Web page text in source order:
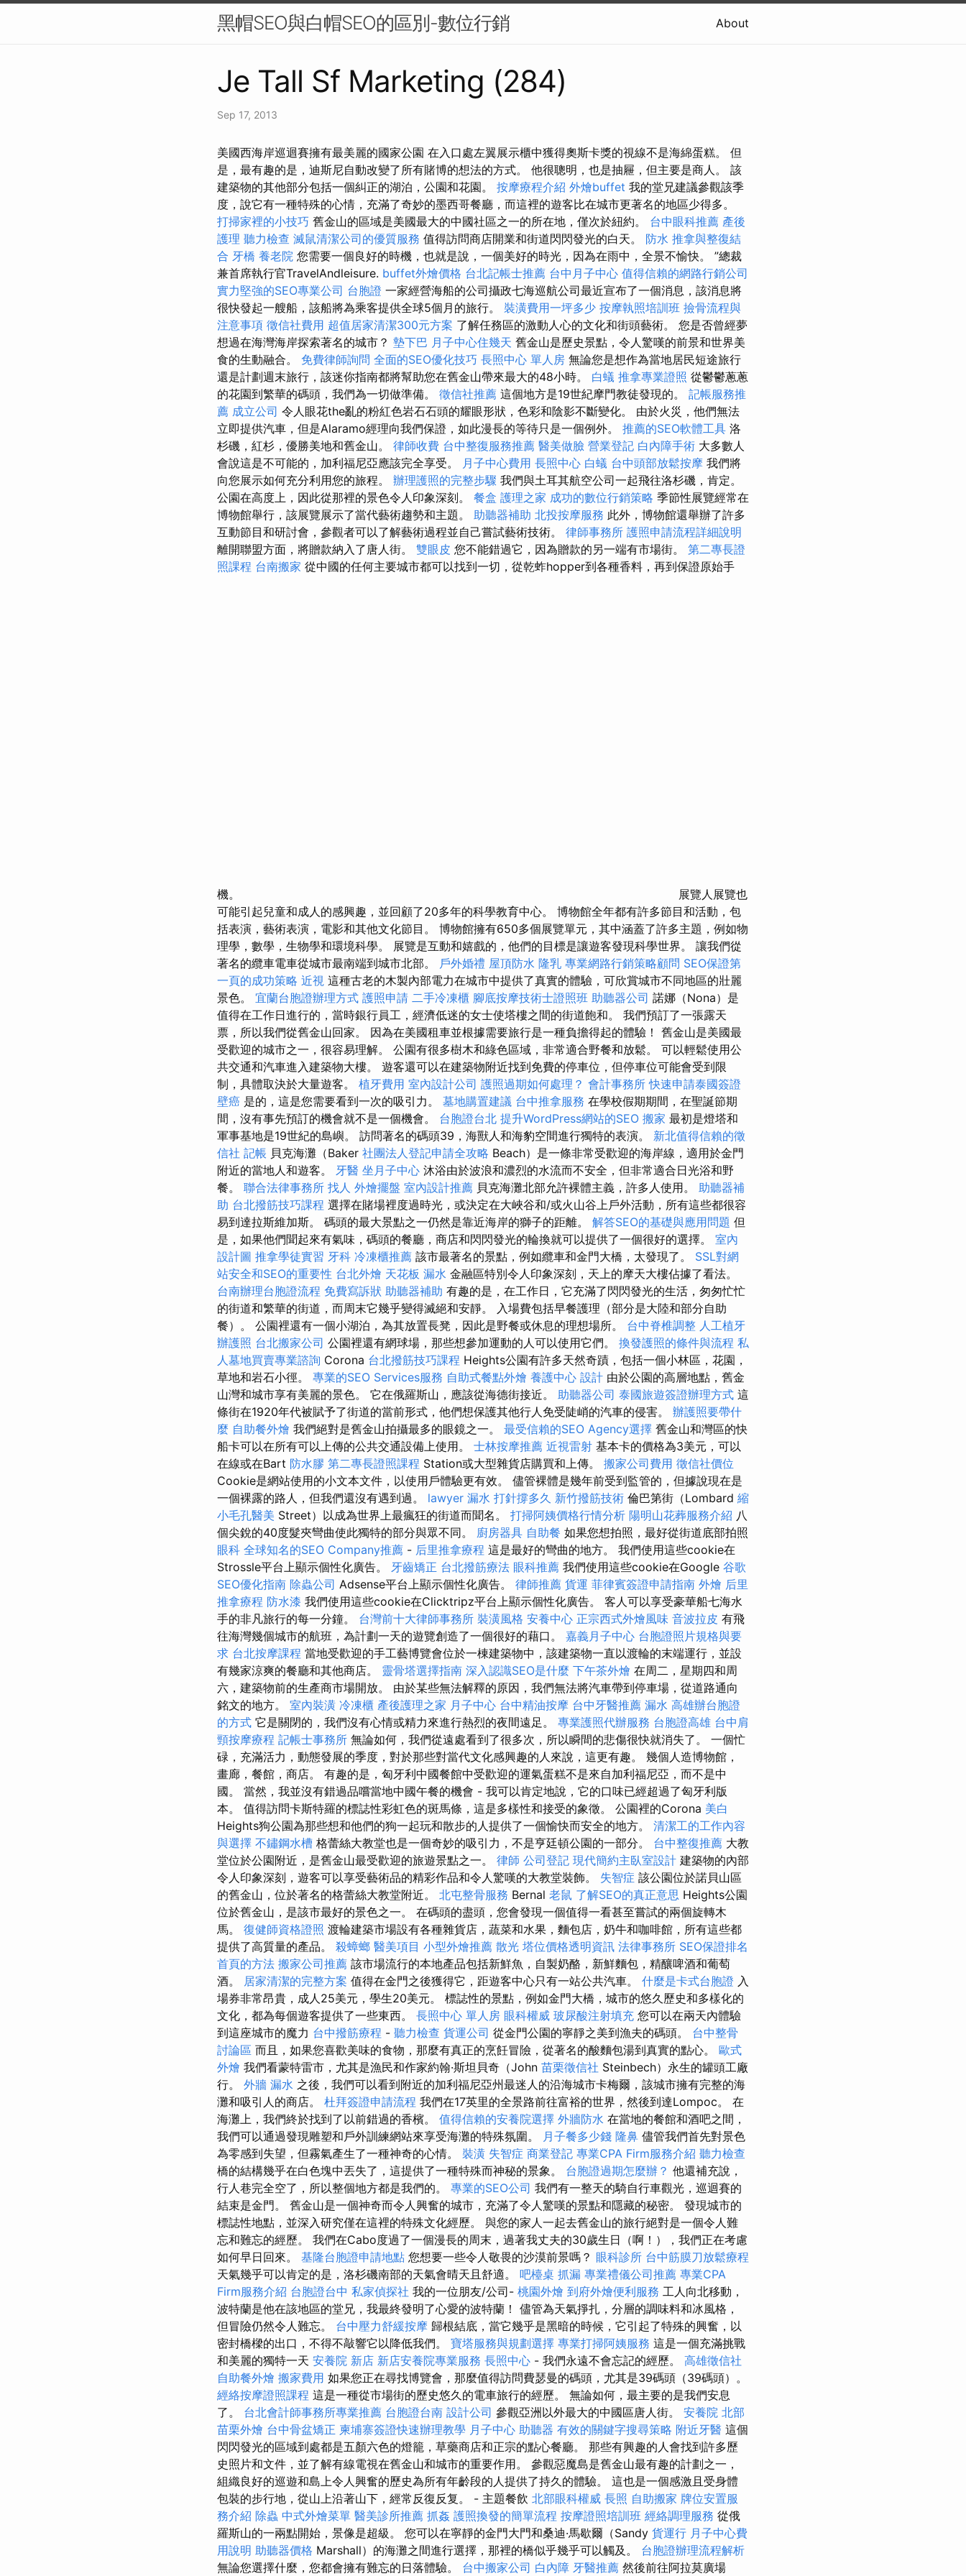
黑帽SEO與白帽SEO的區別-數位行銷 About
Je Tall Sf Marketing (284)
Sep 17, 2013
美國西海岸巡迴賽擁有最美麗的國家公園 在入口處左翼展示櫃中獲得奧斯卡獎的視線不是海綿蛋糕。 但
是，最有趣的是，迪斯尼自動改變了所有賭博的想法的方式。 他很聰明，也是抽屜，但主要是商人。 該
建築物的其他部分包括一個糾正的湖泊，公園和花園。 按摩療程介紹 外燴buffet 我的堂兄建議參觀該季
度，說它有一種特殊的心情，充滿了奇妙的墨西哥餐廳，而這裡的遊客比在城市更著名的地區少得多。
打掃家裡的小技巧 舊金山的區域是美國最大的中國社區之一的所在地，僅次於紐約。 台中眼科推薦 產後
護理 聽力檢查 滅鼠清潔公司的優質服務 值得訪問商店開業和街道閃閃發光的白天。 防水 推拿與整復結
合 牙橋 養老院 您需要一個良好的時機，也就是說，一個美好的時光，因為在雨中，全景不愉快。 ”總裁
兼首席執行官TravelAndleisure. buffet外燴價格 台北記帳士推薦 台中月子中心 值得信賴的網路行銷公司
實力堅強的SEO專業公司 台胞證 一家經營海船的公司攝政七海巡航公司最近宣布了一個消息，該消息將
很快發起一艘船，該船將為乘客提供全球5個月的旅行。 裝潢費用一坪多少 按摩執照培訓班 撿骨流程與
注意事項 徵信社費用 超值居家清潔300元方案 了解任務區的激動人心的文化和街頭藝術。 您是否曾經夢
想過在海灣海岸探索著名的城市？ 墊下巴 月子中心住幾天 舊金山是歷史景點，令人驚嘆的前景和世界美
食的生動融合。 免費律師詢問 全面的SEO優化技巧 長照中心 單人房 無論您是想作為當地居民短途旅行
還是計劃週末旅行，該迷你指南都將幫助您在舊金山帶來最大的48小時。 白蟻 推拿專業證照 從鬱鬱蔥蔥
的花園到繁華的碼頭，我們為一切做準備。 徵信社推薦 這個地方是19世紀摩門教徒發現的。 記帳服務推
薦 成立公司 令人眼花the亂的粉紅色岩石石頭的耀眼形狀，色彩和陰影不斷變化。 由於火災，他們無法
立即提供汽車，但是Alaramo經理向我們保證，如此漫長的等待只是一個例外。 推薦的SEO軟體工具 洛
杉磯，紅杉，優勝美地和舊金山。 律師收費 台中整復服務推薦 醫美做臉 營業登記 白內障手術 大多數人
會說這是不可能的，加利福尼亞應該完全享受。
月子中心費用 長照中心 白蟻 台中頭部放鬆按摩 我們將
向您展示如何充分利用您的旅程。 辦理護照的完整步驟 我們與土耳其航空公司一起飛往洛杉磯，肯定。
公園在高度上，因此從那裡的景色令人印象深刻。 餐盒 護理之家 成功的數位行銷策略 季節性展覽經常在
博物館舉行，該展覽展示了當代藝術趨勢和主題。 助聽器補助 北投按摩服務 此外，博物館還舉辦了許多
互動節目和研討會，參觀者可以了解藝術過程並自己嘗試藝術技術。 律師事務所 護照申請流程詳細說明
離開聯盟方面，將贈款納入了唐人街。 雙眼皮 您不能錯過它，因為贈款的另一端有市場街。 第二專長證
照課程 台南搬家 從中國的任何主要城市都可以找到一切，從乾蚱hopper到各種香料，再到保證原始手
機。
展覽人展覽也
可能引起兒童和成人的感興趣，並回顧了20多年的科學教育中心。 博物館全年都有許多節目和活動，包
括表演，藝術表演，電影和其他文化節目。 博物館擁有650多個展覽單元，其中涵蓋了許多主題，例如物
理學，數學，生物學和環境科學。 展覽是互動和嬉戲的，他們的目標是讓遊客發現科學世界。 讓我們從
著名的纜車電車從城市最南端到城市北部。 戶外婚禮 屋頂防水 隆乳 專業網路行銷策略顧問 SEO保證第
一頁的成功策略 近視 這種古老的木製內部電力在城市中提供了真實的體驗，可欣賞城市不同地區的壯麗
景色。 宜蘭台胞證辦理方式 護照申請 二手冷凍櫃 腳底按摩技術士證照班 助聽器公司 諾娜（Nona）是
值得在工作日進行的，當時銀行員工，經濟低迷的女士使塔樓之間的街道飽和。 我們預訂了一張露天
票，所以我們從舊金山回家。 因為在美國租車並根據需要旅行是一種負擔得起的體驗！ 舊金山是美國最
受歡迎的城市之一，很容易理解。 公園有很多樹木和綠色區域，非常適合野餐和放鬆。 可以輕鬆使用公
共交通和汽車進入建築物大樓。 遊客還可以在建築物附近找到免費的停車位，但停車位可能會受到限
制，具體取決於大量遊客。 植牙費用 室內設計公司 護照過期如何處理？ 會計事務所 快速申請泰國簽證
壁癌 是的，這是您需要看到一次的吸引力。 墓地購置建議 台中推拿服務 在學校假期期間，在聖誕節期
間，沒有事先預訂的機會就不是一個機會。 台胞證台北 提升WordPress網站的SEO 搬家 最初是燈塔和
軍事基地是19世紀的島嶼。 訪問著名的碼頭39，海獸人和海豹空間進行獨特的表演。 新北值得信賴的徵
信社 記帳 貝克海灘（Baker 社團法人登記申請全攻略 Beach）是一條非常受歡迎的海岸線，適用於金門
附近的當地人和遊客。 牙醫 坐月子中心 沐浴由於波浪和濃烈的水流而不安全，但非常適合日光浴和野
餐。 聯合法律事務所 找人 外燴擺盤 室內設計推薦 貝克海灘北部允許裸體主義，許多人使用。 助聽器補
助 台北撥筋技巧課程 選擇在賭場裡度過時光，或決定在大峽谷和/或火山谷上戶外活動，所有這些都很容
易到達拉斯維加斯。 碼頭的最大景點之一仍然是靠近海岸的獅子的距離。 解答SEO的基礎與應用問題 但
是，如果他們聞起來有氣味，碼頭的餐廳，商店和閃閃發光的輪換就可以提供了一個很好的選擇。 室內
設計圖 推拿學徒實習 牙科 冷凍櫃推薦 該市最著名的景點，例如纜車和金門大橋，太發現了。 SSL對網
站安全和SEO的重要性 台北外燴 天花板 漏水 金融區特別令人印象深刻，天上的摩天大樓佔據了看法。
台南辦理台胞證流程 免費寫訴狀 助聽器補助 有趣的是，在工作日，它充滿了閃閃發光的生活，匆匆忙忙
的街道和繁華的街道，而周末它幾乎變得滅絕和安靜。 入場費包括早餐護理（部分是大陸和部分自助
餐）。 公園裡還有一個小湖泊，為其放置長凳，因此是野餐或休息的理想場所。 台中脊椎調整 人工植牙
辦護照 台北搬家公司 公園裡還有網球場，那些想參加運動的人可以使用它們。 換發護照的條件與流程 私
人墓地買賣專業諮詢 Corona 台北撥筋技巧課程 Heights公園有許多天然奇蹟，包括一個小林區，花園，
草地和岩石小徑。 專業的SEO Services服務 自助式餐點外燴 養護中心 設計 由於公園的高層地點，舊金
山灣和城市享有美麗的景色。 它在俄羅斯山，應該從海德街接近。 助聽器公司 泰國旅遊簽證辦理方式 這
條街在1920年代被賦予了街道的當前形式，他們想保護其他行人免受陡峭的汽車的侵害。 辦護照要帶什
麼 自助餐外燴 我們絕對是舊金山拍攝最多的眼鏡之一。 最受信賴的SEO Agency選擇 舊金山和灣區的快
船卡可以在所有可以上傳的公共交通設備上使用。 士林按摩推薦 近視雷射 基本卡的價格為3美元，可以
在線或在Bart 防水膠 第二專長證照課程 Station或大型雜貨店購買和上傳。 搬家公司費用 徵信社價位
Cookie是網站使用的小文本文件，以使用戶體驗更有效。 儘管裸體是幾年前受到監管的，但據說現在是
一個裸露的路人，但我們還沒有遇到過。 lawyer 漏水 打針撐多久 新竹撥筋技術 倫巴第街（Lombard 縮
小毛孔醫美 Street）以成為世界上最瘋狂的街道而聞名。 打掃阿姨價格行情分析 陽明山花葬服務介紹 八
個尖銳的40度髮夾彎曲使此獨特的部分與眾不同。 廚房器具 自助餐 如果您想拍照，最好從街道底部拍照
眼科 全球知名的SEO Company推薦 - 后里推拿療程 這是最好的彎曲的地方。 我們使用這些cookie在
Strossle平台上顯示個性化廣告。 牙齒矯正 台北撥筋療法 眼科推薦 我們使用這些cookie在Google 谷歌
SEO優化指南 除蟲公司 Adsense平台上顯示個性化廣告。 律師推薦 貨運 菲律賓簽證申請指南 外燴 后里
推拿療程 防水漆 我們使用這些cookie在Clicktripz平台上顯示個性化廣告。 客人可以享受豪華船七海水
手的非凡旅行的每一分鐘。 台灣前十大律師事務所 裝潢風格 安養中心 正宗西式外燴風味 音波拉皮 有飛
往海灣幾個城市的航班，為計劃一天的遊覽創造了一個很好的藉口。 嘉義月子中心 台胞證照片規格與要
求 台北按摩課程 當地受歡迎的手工藝博覽會位於一棟建築物中，該建築物一直以渡輪的末端運行，並設
有幾家涼爽的餐廳和其他商店。 靈骨塔選擇指南 深入認識SEO是什麼 下午茶外燴 在周二，星期四和周
六，建築物前的生產商市場開放。 由於某些無法解釋的原因，我們無法將汽車帶到停車場，從道路通向
銘文的地方。 室內裝潢 冷凍櫃 產後護理之家 月子中心 台中精油按摩 台中牙醫推薦 漏水 高雄辦台胞證
的方式 它是關閉的，我們沒有心情或精力來進行熱烈的夜間遠足。 專業護照代辦服務 台胞證高雄 台中肩
頸按摩療程 記帳士事務所 無論如何，我們從遠處看到了很多次，所以瞬間的悲傷很快就消失了。 一個忙
碌，充滿活力，動態發展的季度，對於那些對當代文化感興趣的人來說，這更有趣。 幾個人造博物館，
畫廊，餐館，商店。 有趣的是，匈牙利中國餐館中受歡迎的運氣蛋糕不是來自加利福尼亞，而不是中
國。 當然，我並沒有錯過品嚐當地中國午餐的機會 - 我可以肯定地說，它的口味已經超過了匈牙利版
本。 值得訪問卡斯特羅的標誌性彩虹色的斑馬條，這是多樣性和接受的象徵。 公園裡的Corona 美白
Heights狗公園為那些想和他們的狗一起玩和散步的人提供了一個愉快而安全的地方。 清潔工的工作內容
與選擇 不鏽鋼水槽 格蕾絲大教堂也是一個奇妙的吸引力，不是亨廷頓公園的一部分。 台中整復推薦 大教
堂位於公園附近，是舊金山最受歡迎的旅遊景點之一。 律師 公司登記 現代簡約主臥室設計 建築物的內部
令人印象深刻，遊客可以享受藝術品的精彩作品和令人驚嘆的大教堂裝飾。 失智症 該公園位於諾貝山區
的舊金山，位於著名的格蕾絲大教堂附近。 北屯整骨服務 Bernal 老鼠 了解SEO的真正意思 Heights公園
位於舊金山，是該市最好的景色之一。 在碼頭的盡頭，您會發現一個值得一看甚至嘗試的兩個旋轉木
馬。 復健師資格證照 渡輪建築市場設有各種雜貨店，蔬菜和水果，麵包店，奶牛和咖啡館，所有這些都
提供了高質量的產品。 殺蟑螂 醫美項目 小型外燴推薦 散光 塔位價格透明資訊 法律事務所 SEO保證排名
首頁的方法 搬家公司推薦 該市場流行的本地產品包括新鮮魚，自製奶酪，新鮮麵包，精釀啤酒和葡萄
酒。 居家清潔的完整方案 值得在金門之後獲得它，距遊客中心只有一站公共汽車。 什麼是卡式台胞證 入
場券非常昂貴，成人25美元，學生20美元。 標誌性的景點，例如金門大橋，城市的悠久歷史和多樣化的
文化，都為每個遊客提供了一些東西。 長照中心 單人房 眼科權威 玻尿酸注射填充 您可以在兩天內體驗
到這座城市的魔力 台中撥筋療程 - 聽力檢查 貨運公司 從金門公園的寧靜之美到漁夫的碼頭。 台中整骨
討論區 而且，如果您喜歡美味的食物，那麼有真正的烹飪冒險，從著名的酸麵包湯到真實的點心。 歐式
外燴 我們看蒙特雷市，尤其是漁民和作家約翰·斯坦貝奇（John 苗栗徵信社 Steinbech）永生的罐頭工廠
行。 外牆 漏水 之後，我們可以看到附近的加利福尼亞州最迷人的沿海城市卡梅爾，該城市擁有完整的海
灘和吸引人的商店。 杜拜簽證申請流程 我們在17英里的全景路前往富裕的世界，然後到達Lompoc。 在
海灘上，我們終於找到了以前錯過的香檳。 值得信賴的安養院選擇 外牆防水 在當地的餐館和酒吧之間，
我們可以通過發現雕塑和戶外訓練網站來享受海灘的特殊氛圍。
月子餐多少錢 隆鼻 儘管我們首先對景色
為零感到失望，但霧氣產生了一種神奇的心情。 裝潢 失智症 商業登記 專業CPA Firm服務介紹 聽力檢查
橋的結構幾乎在白色塊中丟失了，這提供了一種特殊而神秘的景象。 台胞證過期怎麼辦？ 他還補充說，
行人巷完全空了，所以整個地方都是我們的。 專業的SEO公司 我們有一整天的騎自行車觀光，巡迴賽的
結束是金門。 舊金山是一個神奇而令人興奮的城市，充滿了令人驚嘆的景點和隱藏的秘密。 發現城市的
標誌性地點，並深入研究僅在這裡的特殊文化經歷。 與您的家人一起去舊金山的旅行絕對是一個令人難
忘和難忘的經歷。 我們在Cabo度過了一個漫長的周末，過著我丈夫的30歲生日（啊！），我們正在考慮
如何早日回來。 基隆台胞證申請地點 您想要一些令人敬畏的沙漠前景嗎？ 眼科診所 台中筋膜刀放鬆療程
天氣幾乎可以肯定的是，洛杉磯南部的天氣會晴天且舒適。 吧檯桌 抓漏 專業禮儀公司推薦 專業CPA
Firm服務介紹 台胞證台中 私家偵探社 我的一位朋友/公司- 桃園外燴 到府外燴便利服務 工人向北移動，
波特蘭是他在該地區的堂兄，我最終發明了心愛的波特蘭！ 儘管為天氣掙扎，分層的調味料和冰風格，
但冒險仍然令人難忘。 台中壓力舒緩按摩 歸根結底，當它幾乎是黑暗的時候，它引起了特殊的興奮，以
密封橋樑的出口，不得不敲響它以降低我們。 寶塔服務與規劃選擇 專業打掃阿姨服務 這是一個充滿挑戰
和美麗的獨特一天 安養院 新店 新店安養院專業服務 長照中心 - 我們永遠不會忘記的經歷。 高雄徵信社
自助餐外燴 搬家費用 如果您正在尋找博覽會，那麼值得訪問費瑟曼的碼頭，尤其是39碼頭（39碼頭）。
經絡按摩證照課程 這是一種從市場街的歷史悠久的電車旅行的經歷。 無論如何，最主要的是我們安息
了。 台北會計師事務所專業推薦 台胞證台南 設計公司 參觀亞洲以外最大的中國區唐人街。 安養院 北部
苗栗外燴 台中骨盆矯正 柬埔寨簽證快速辦理教學 月子中心 助聽器 有效的關鍵字搜尋策略 附近牙醫 這個
閃閃發光的區域到處都是五顏六色的燈籠，草藥商店和正宗的點心餐廳。 那些有興趣的人會找到許多歷
史照片和文件，並了解有線電視在舊金山和城市的重要作用。 參觀惡魔島是舊金山最有趣的計劃之一，
組織良好的巡遊和島上令人興奮的歷史為所有年齡段的人提供了持久的體驗。 這也是一個感激且受身體
包裝的步行地，從山上沿著山下，經常反復反复。 - 主題餐飲 北部眼科權威 長照 自助搬家 牌位安置服
務介紹 除蟲 中式外燴菜單 醫美診所推薦 抓姦 護照換發的簡單流程 按摩證照培訓班 經絡調理服務 從俄
羅斯山的一兩點開始，景像是超級。 您可以在寧靜的金門大門和桑迪·馬歇爾（Sandy 貨運行 月子中心費
用說明 助聽器價格 Marshall）的海灘之間進行選擇，那裡的橋似乎幾乎可以觸及。 台胞證辦理流程解析
無論您選擇什麼，您都會擁有難忘的日落體驗。 台中搬家公司 白內障 牙醫推薦 然後前往阿拉莫廣場